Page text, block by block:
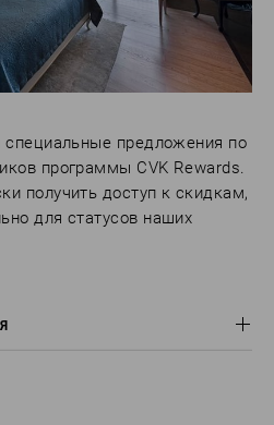
специальные предложения по
программы CVK Rewards.
получить доступ к скидкам,
для статусов наших